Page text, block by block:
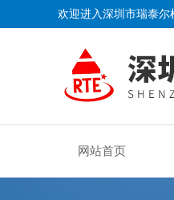
欢迎进入深圳市瑞泰尔
网站首页